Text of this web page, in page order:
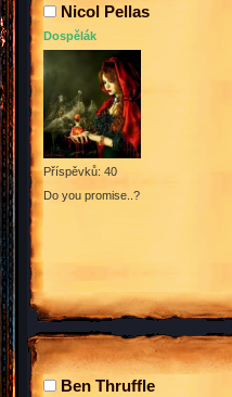
Nicol Pellas
Dospělák
Příspěvků: 40
Do you promise..?
Ben Thruffle